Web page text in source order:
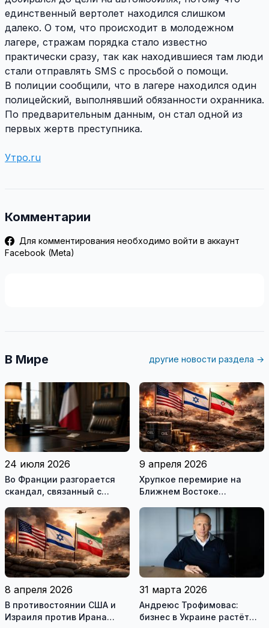
единственный вертолет находился слишком
далеко. О том, что происходит в молодежном
лагере, стражам порядка стало известно
практически сразу, так как находившиеся там люди
стали отправлять SMS с просьбой о помощи.
В полиции сообщили, что в лагере находился один
полицейский, выполнявший обязанности охранника.
По предварительным данным, он стал одной из
первых жертв преступника.
Утро.ru
Комментарии
Для комментирования необходимо войти в аккаунт
Facebook (Meta)
В Мире другие новости раздела →
24 июля 2026
Во Франции разгорается
скандал, связанный с
государственными
служащими
9 апреля 2026
Хрупкое перемирие на
Ближнем Востоке
8 апреля 2026
В противостоянии США и
Израиля против Ирана
31 марта 2026
Андреюс Трофимовас:
бизнес в Украине растёт